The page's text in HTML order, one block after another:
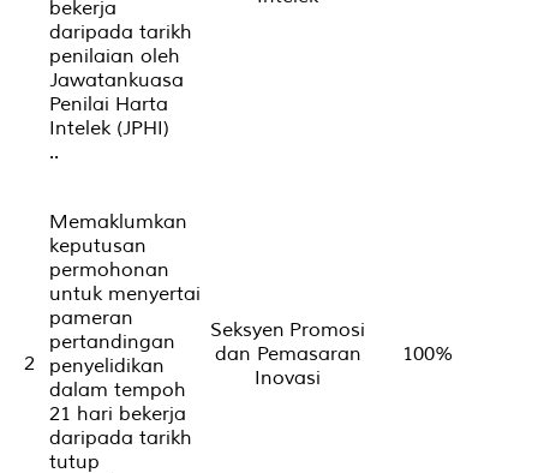
bekerja
daripada tarikh
penilaian oleh
Jawatankuasa
Penilai Harta
Intelek (JPHI)
..
2
Memaklumkan
keputusan
permohonan
untuk menyertai
pameran
pertandingan
penyelidikan
dalam tempoh
21 hari bekerja
daripada tarikh
tutup
Seksyen Promosi
dan Pemasaran
Inovasi
100%